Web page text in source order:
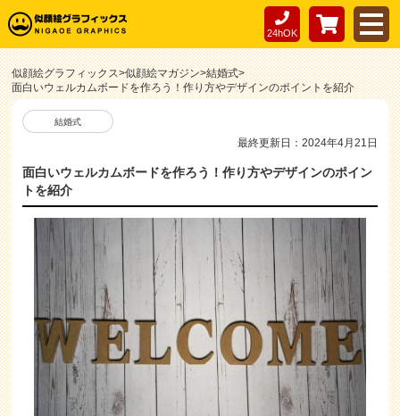
24hOK
似顔絵グラフィックス>似顔絵マガジン>結婚式>
面白いウェルカムボードを作ろう！作り方やデザインのポイントを紹介
結婚式
最終更新日：2024年4月21日
面白いウェルカムボードを作ろう！作り方やデザインのポイン
トを紹介